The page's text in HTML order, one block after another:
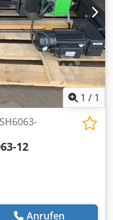
1 / 1
12
Anrufen